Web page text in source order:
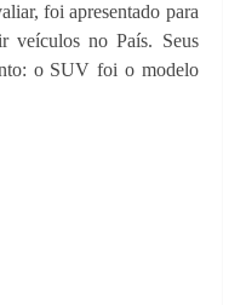
foi apresentado para
veículos no País. Seus
o SUV foi o modelo